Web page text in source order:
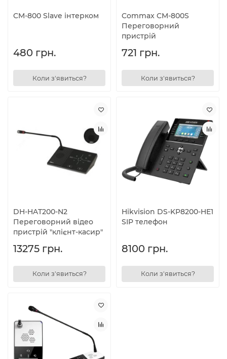
CM-800 Slave інтерком
480 грн.
Коли з'явиться?
Commax CM-800S
Переговорний
пристрій
721 грн.
Коли з'явиться?
DH-HAT200-N2
Переговорний відео
пристрій "клієнт-касир"
13275 грн.
Коли з'явиться?
Hikvision DS-KP8200-HE1
SIP телефон
8100 грн.
Коли з'явиться?